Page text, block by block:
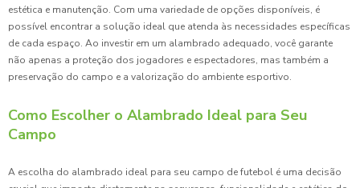
estética e manutenção. Com uma variedade de opções disponíveis, é
possível encontrar a solução ideal que atenda às necessidades específicas
de cada espaço. Ao investir em um alambrado adequado, você garante
não apenas a proteção dos jogadores e espectadores, mas também a
preservação do campo e a valorização do ambiente esportivo.
Como Escolher o Alambrado Ideal para Seu
Campo
A escolha do alambrado ideal para seu campo de futebol é uma decisão